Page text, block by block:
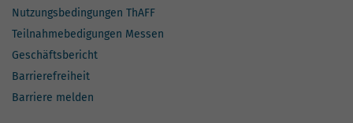
Nutzungsbedingungen ThAFF
Teilnahmebedigungen Messen
Geschäftsbericht
Barrierefreiheit
Barriere melden